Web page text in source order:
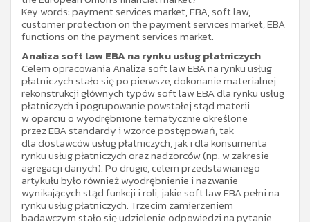
Key words: payment services market, EBA, soft law,
customer protection on the payment services market, EBA
functions on the payment services market.
Analiza soft law EBA na rynku usług płatniczych
Celem opracowania Analiza soft law EBA na rynku usług
płatniczych stało się po pierwsze, dokonanie materialnej
rekonstrukcji głównych typów soft law EBA dla rynku usług
płatniczych i pogrupowanie powstałej stąd materii
w oparciu o wyodrębnione tematycznie określone
przez EBA standardy i wzorce postępowań, tak
dla dostawców usług płatniczych, jak i dla konsumenta
rynku usług płatniczych oraz nadzorców (np. w zakresie
agregacji danych). Po drugie, celem przedstawianego
artykułu było również wyodrębnienie i nazwanie
wynikających stąd funkcji i roli, jakie soft law EBA pełni na
rynku usług płatniczych. Trzecim zamierzeniem
badawczym stało się udzielenie odpowiedzi na pytanie